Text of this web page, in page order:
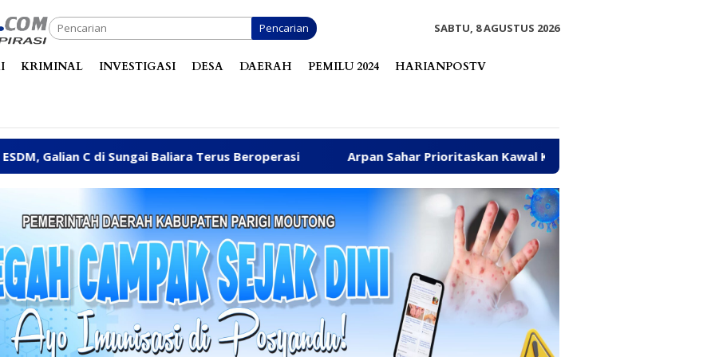
Pencarian SABTU, 8 AGUSTUS 2026
KRIMINAL INVESTIGASI DESA DAERAH PEMILU 2024 HARIANPOSTV
Baliara Terus Beroperasi Arpan Sahar Prioritaskan Kawal Kebutuhan Dasar Warga Pesisir di Tengah